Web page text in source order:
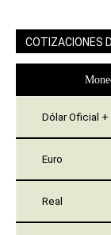
COTIZACIONES
Dólar Oficial +
Euro
Real